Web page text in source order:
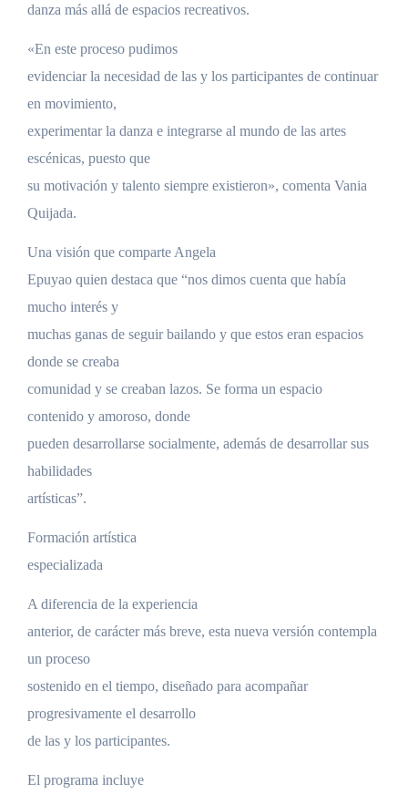
danza más allá de espacios recreativos.
«En este proceso pudimos
evidenciar la necesidad de las y los participantes de continuar
en movimiento,
experimentar la danza e integrarse al mundo de las artes
escénicas, puesto que
su motivación y talento siempre existieron», comenta Vania
Quijada.
Una visión que comparte Angela
Epuyao quien destaca que “nos dimos cuenta que había
mucho interés y
muchas ganas de seguir bailando y que estos eran espacios
donde se creaba
comunidad y se creaban lazos. Se forma un espacio
contenido y amoroso, donde
pueden desarrollarse socialmente, además de desarrollar sus
habilidades
artísticas”.
Formación artística
especializada
A diferencia de la experiencia
anterior, de carácter más breve, esta nueva versión contempla
un proceso
sostenido en el tiempo, diseñado para acompañar
progresivamente el desarrollo
de las y los participantes.
El programa incluye